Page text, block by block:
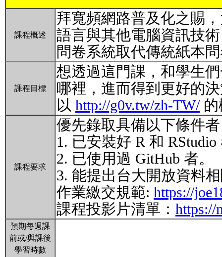
課程概述
拜寬頻網路普及化之賜
語言與其他電腦資訊技
問卷系統取代傳統紙本
課程目標
想透過這門課，和學生
哪裡，進而得到更好的
以 http://g0v.tw/zh-TW/的
課程要求
優先錄取具備以下條件
1. 已安裝好 R 和 RStudio
2. 已使用過 GitHub 者。
3. 能提出台大開放資料
作業繳交規範: https://
課程投影片清單： https://
預期每週課
前或/與課後
學習時數